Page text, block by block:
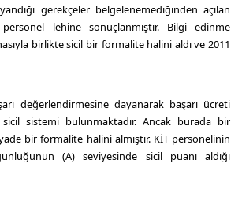
gerekçeler belgelenemediğinden açılan
lehine sonuçlanmıştır. Bilgi edinme
birlikte sicil bir formalite halini aldı ve 2011
değerlendirmesine dayanarak başarı ücreti
sistemi bulunmaktadır. Ancak burada bir
bir formalite halini almıştır. KİT personelinin
(A) seviyesinde sicil puanı aldığı